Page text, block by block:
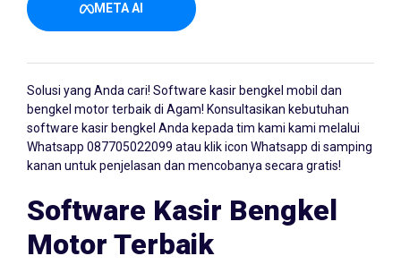
META AI
Solusi yang Anda cari! Software kasir bengkel mobil dan
bengkel motor terbaik di Agam! Konsultasikan kebutuhan
software kasir bengkel Anda kepada tim kami kami melalui
Whatsapp 087705022099 atau klik icon Whatsapp di samping
kanan untuk penjelasan dan mencobanya secara gratis!
Software Kasir Bengkel
Motor Terbaik